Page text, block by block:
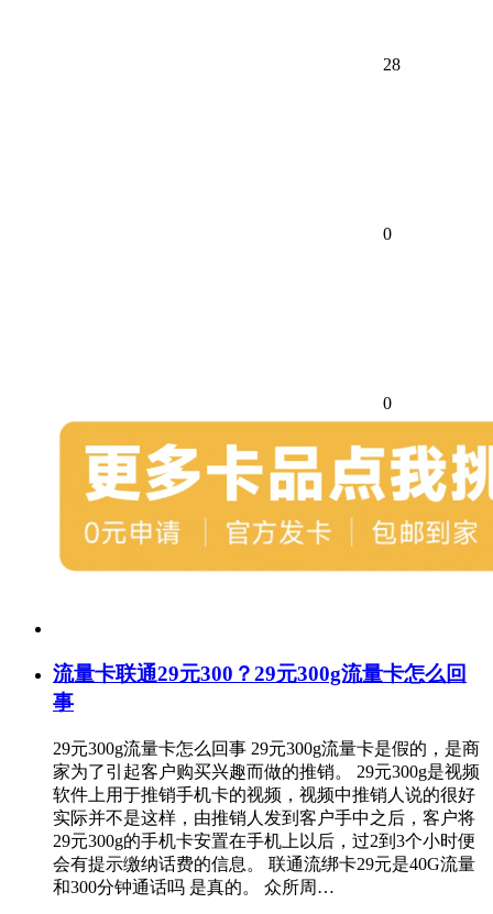
28
0
0
流量卡联通29元300？29元300g流量卡怎么回
事
29元300g流量卡怎么回事 29元300g流量卡是假的，是商
家为了引起客户购买兴趣而做的推销。 29元300g是视频
软件上用于推销手机卡的视频，视频中推销人说的很好
实际并不是这样，由推销人发到客户手中之后，客户将
29元300g的手机卡安置在手机上以后，过2到3个小时便
会有提示缴纳话费的信息。 联通流绑卡29元是40G流量
和300分钟通话吗 是真的。 众所周…